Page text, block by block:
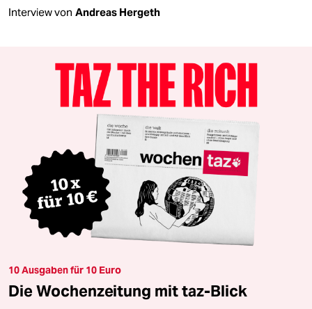
Interview von Andreas Hergeth
10 Ausgaben für 10 Euro
Die Wochenzeitung mit taz-Blick